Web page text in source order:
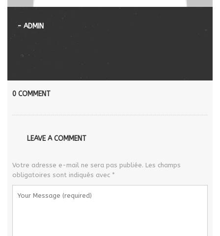
- ADMIN
0 COMMENT
LEAVE A COMMENT
Votre adresse e-mail ne sera pas publiée. Les champs
obligatoires sont indiqués avec *